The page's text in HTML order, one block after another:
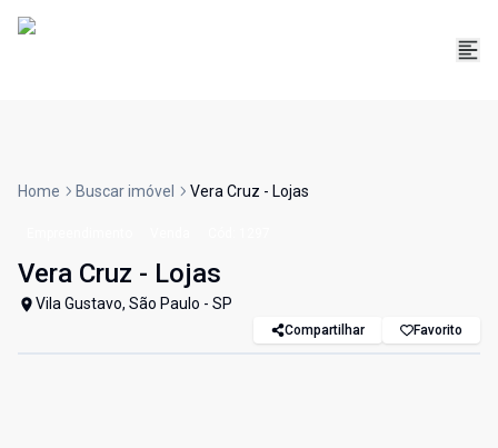
Home Buscar imóvel Vera Cruz - Lojas
Vera Cruz - Lojas
Vila Gustavo, São Paulo - SP
Compartilhar Favorito